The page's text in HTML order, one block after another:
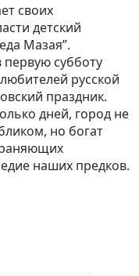
своих
детский
Мазая”.
первую субботу
русской
праздник.
дней, город не
но богат
наших предков.